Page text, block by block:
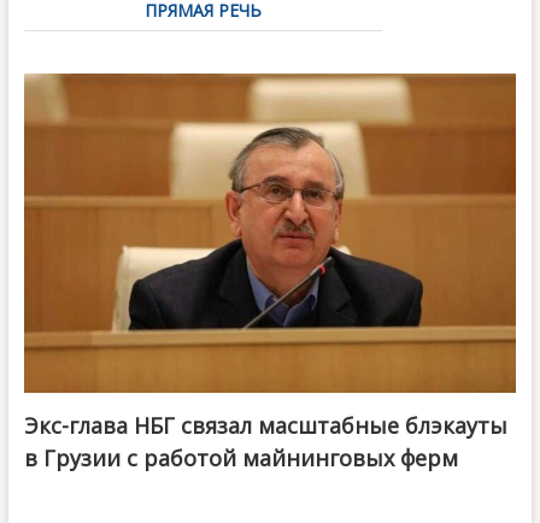
ПРЯМАЯ РЕЧЬ
Экс-глава НБГ связал масштабные блэкауты
в Грузии с работой майнинговых ферм